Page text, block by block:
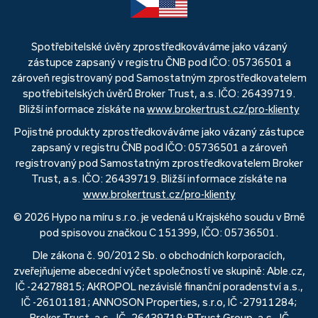
Spotřebitelské úvěry zprostředkováváme jako vázaný
zástupce zapsaný v registru ČNB pod IČO: 05736501 a
zároveň registrovaný pod Samostatným zprostředkovatelem
spotřebitelských úvěrů Broker Trust, a.s. IČO: 26439719.
Bližší informace získáte na www.brokertrust.cz/pro-klienty
Pojistné produkty zprostředkováváme jako vázaný zástupce
zapsaný v registru ČNB pod IČO: 05736501 a zároveň
registrovaný pod Samostatným zprostředkovatelem Broker
Trust, a.s. IČO: 26439719. Bližší informace získáte na
www.brokertrust.cz/pro-klienty
© 2026 Hypo na míru s.r.o. je vedená u Krajského soudu v Brně
pod spisovou značkou C 151399, IČO: 05736501.
Dle zákona č. 90/2012 Sb. o obchodních korporacích,
zveřejňujeme abecední výčet společností ve skupině: Able.cz,
IČ -24278815; AKROPOL nezávislé finanční poradenství a.s.,
IČ -26101181; ANNOSON Properties, s.r.o, IČ -27911284;